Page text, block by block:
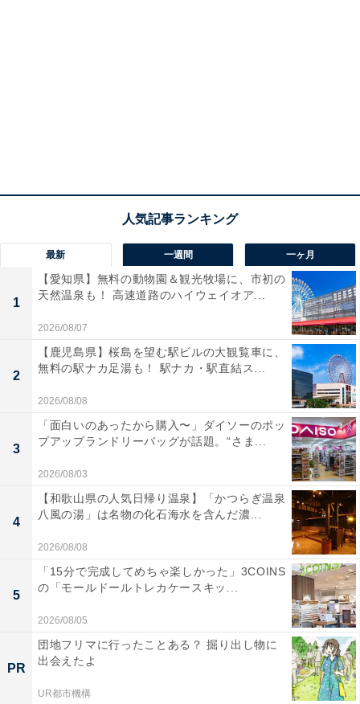
最新 一週間 一ヶ月
1
【愛知県】無料の動物園＆観光牧場に、市初の
天然温泉も！ 高速道路のハイウェイオア...
2026/08/07
2
【鹿児島県】桜島を望む駅ビルの大観覧車に、
無料の駅ナカ足湯も！ 駅ナカ・駅直結ス...
2026/08/08
3
「面白いのあったから購入〜」ダイソーのポッ
プアップランドリーバッグが話題。“さま...
2026/08/03
4
【和歌山県の人気日帰り温泉】「かつらぎ温泉
八風の湯」は名物の化石海水を含んだ濃...
2026/08/08
5
「15分で完成してめちゃ楽しかった」3COINS
の「モールドールトレカケースキッ...
2026/08/05
PR
団地フリマに行ったことある？ 掘り出し物に
出会えたよ
UR都市機構